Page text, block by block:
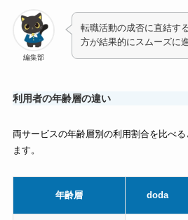
編集部
転職活動の成否に直結す
方が結果的にスムーズに
利用者の年齢層の違い
両サービスの年齢層別の利用割合を比べ
ます。
年齢層 doda